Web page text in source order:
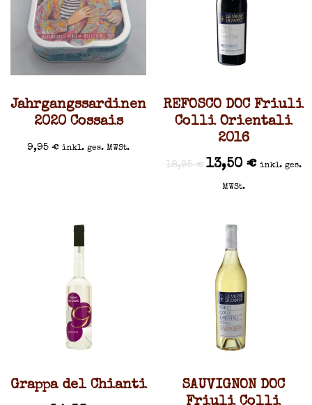
Jahrgangssardinen
2020 Cossais
9,95€ inkl. ges. MWSt.
REFOSCO DOC Friuli
Colli Orientali
2016
18,95€ 13,50 € inkl. ges.
MWSt.
Grappa del Chianti
SAUVIGNON DOC
Friuli Colli